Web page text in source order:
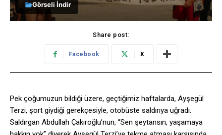
Görseli İndir
Share post:
Facebook X
Pek çoğumuzun bildiği üzere, geçtiğimiz haftalarda, Ayşegül
Terzi, şort giydiği gerekçesiyle, otobüste saldırıya uğradı.
Saldırgan Abdullah Çakıroğlu’nun, “Sen şeytansın, yaşamaya